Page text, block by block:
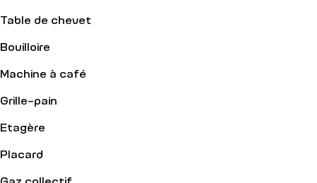
Table de chevet
Bouilloire
Machine à café
Grille-pain
Etagère
Placard
Gaz collectif